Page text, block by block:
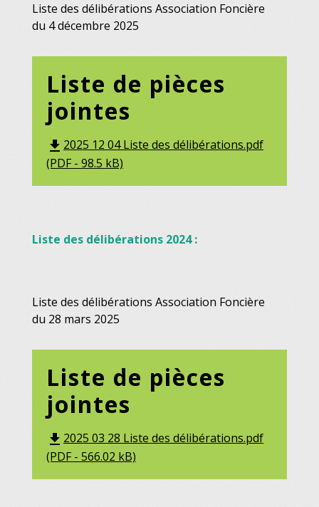
Liste des délibérations Association Foncière
du 4 décembre 2025
Liste de pièces
jointes
file_download 2025 12 04 Liste des délibérations.pdf
(PDF - 98.5 kB)
Liste des délibérations 2024 :
Liste des délibérations Association Foncière
du 28 mars 2025
Liste de pièces
jointes
file_download 2025 03 28 Liste des délibérations.pdf
(PDF - 566.02 kB)